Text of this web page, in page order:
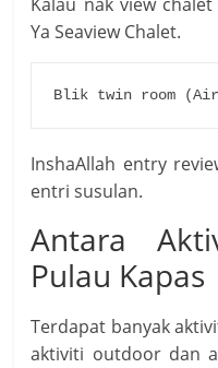
Kalau nak view
Ya Seaview Chalet.
Blik twin room (Air-
InshaAllah entry
entri susulan.
Antara
Pulau Kapas
Terdapat banyak
aktiviti outdoor dan